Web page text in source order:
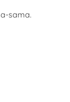
sama.